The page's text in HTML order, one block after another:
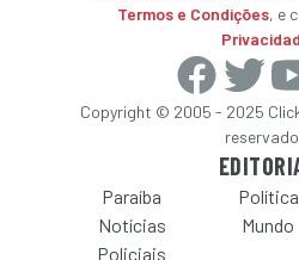
Termos e Condições, e
Copyright © 2005 - 2025
Paraíba Política
Notícias
Policiais
Mundo